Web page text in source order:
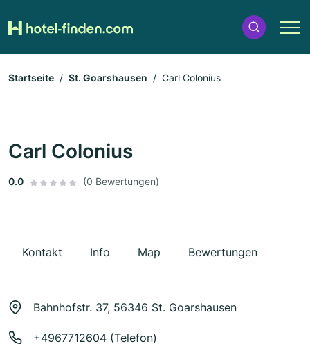
Startseite St. Goarshausen Carl Colonius
Carl Colonius
0.0 (0 Bewertungen)
Kontakt Info Map Bewertungen
Bahnhofstr. 37, 56346 St. Goarshausen
+4967712604 (Telefon)